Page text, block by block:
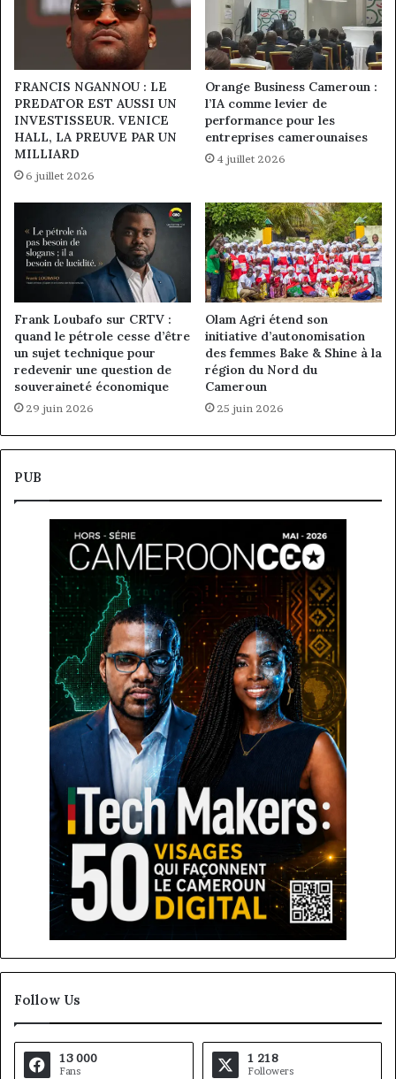
FRANCIS NGANNOU : LE
PREDATOR EST AUSSI UN
INVESTISSEUR. VENICE
HALL, LA PREUVE PAR UN
MILLIARD
6 juillet 2026
Orange Business Cameroun :
l’IA comme levier de
performance pour les
entreprises camerounaises
4 juillet 2026
Frank Loubafo sur CRTV :
quand le pétrole cesse d’être
un sujet technique pour
redevenir une question de
souveraineté économique
29 juin 2026
Olam Agri étend son
initiative d’autonomisation
des femmes Bake & Shine à la
région du Nord du
Cameroun
25 juin 2026
PUB
Follow Us
13 000
Fans
1 218
Followers